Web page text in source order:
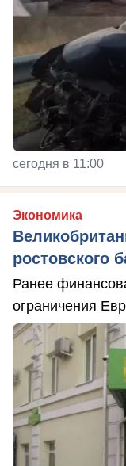
сегодня в 11:00
Экономика
ростовского
Ранее
ограничения